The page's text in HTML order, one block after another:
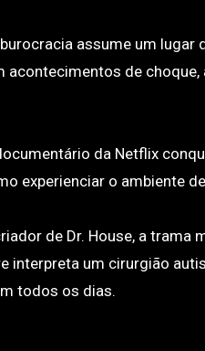
assume um lugar
de
da Netflix
experienciar o ambiente
de Dr. House, a trama
interpreta um cirurgião
todos os dias.